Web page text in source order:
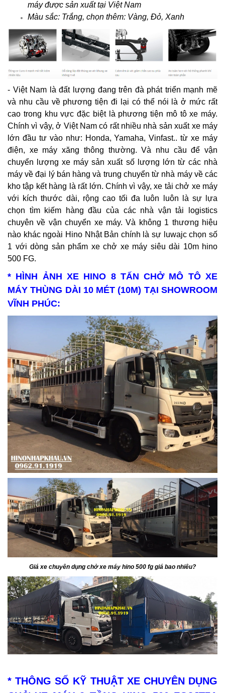
máy được sản xuất tại Việt Nam
Màu sắc: Trắng, chọn thêm: Vàng, Đỏ, Xanh
- Việt Nam là đất lượng đang trên đà phát triển mạnh mẽ
và nhu cầu về phương tiện đi lại có thể nói là ở mức rất
cao trong khu vực đặc biệt là phương tiện mô tô xe máy.
Chính vì vậy, ở Việt Nam có rất nhiều nhà sản xuất xe máy
lớn đầu tư vào như: Honda, Yamaha, Vinfast.. từ xe máy
điện, xe máy xăng thông thường. Và nhu cầu để vận
chuyển lượng xe máy sản xuất số lượng lớn từ các nhà
máy về đại lý bán hàng và trung chuyển từ nhà máy về các
kho tập kết hàng là rất lớn. Chính vì vậy, xe tải chở xe máy
với kích thước dài, rộng cao tối đa luôn luôn là sự lựa
chọn tìm kiếm hàng đầu của các nhà vận tải logistics
chuyên về vận chuyển xe máy. Và không 1 thương hiệu
nào khác ngoài Hino Nhật Bản chính là sự luwajc chọn số
1 với dòng sản phẩm xe chở xe máy siêu dài 10m hino
500 FG.
* HÌNH ẢNH XE HINO 8 TẤN CHỞ MÔ TÔ XE
MÁY THÙNG DÀI 10 MÉT (10M) TẠI SHOWROOM
VĨNH PHÚC:
Giá xe chuyên dụng chở xe máy hino 500 fg giá bao nhiêu?
* THÔNG SỐ KỸ THUẬT XE CHUYÊN DỤNG